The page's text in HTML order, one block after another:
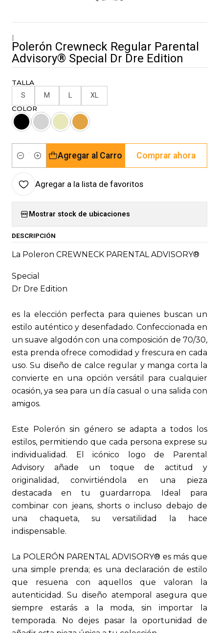
|
Polerón Crewneck Regular Parental
Advisory® Special Dr Dre Edition
TALLA
S M L XL
COLOR
Cantidad
Agregar al Carro Comprar ahora
Agregar a la lista de favoritos
Mostrar stock de ubicaciones
DESCRIPCIÓN
La Poleron CREWNECK PARENTAL ADVISORY®
Special
Dr Dre Edition
es la elección perfecta para quienes buscan un
estilo auténtico y desenfadado. Confeccionada en
un suave algodón con una composición de 70/30,
esta prenda ofrece comodidad y frescura en cada
uso. Su diseño de calce regular y manga corta la
convierte en una opción versátil para cualquier
ocasión, ya sea para un día casual o una salida con
amigos.
Este Polerón sin género se adapta a todos los
estilos, permitiendo que cada persona exprese su
individualidad. El icónico logo de Parental
Advisory añade un toque de actitud y
originalidad, convirtiéndola en una pieza
destacada en tu guardarropa. Ideal para
combinar con jeans, shorts o incluso debajo de
una chaqueta, su versatilidad la hace
indispensable.
La POLERÓN PARENTAL ADVISORY® es más que
una simple prenda; es una declaración de estilo
que resuena con aquellos que valoran la
autenticidad. Su diseño atemporal asegura que
siempre estarás a la moda, sin importar la
temporada. No dejes pasar la oportunidad de